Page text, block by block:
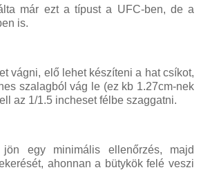
már ezt a típust a UFC-ben, de a
is.
vágni, elő lehet készíteni a hat csíkot,
szalagból vág le (ez kb 1.27cm-nek
az 1/1.5 incheset félbe szaggatni.
egy minimális ellenőrzés, majd
ahonnan a bütykök felé veszi